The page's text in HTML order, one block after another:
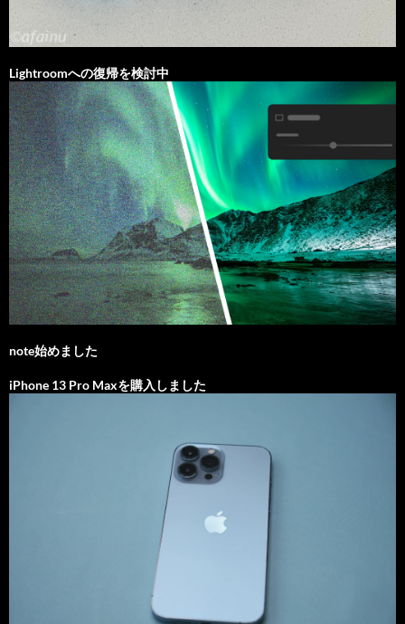
Lightroomへの復帰を検討中
note始めました
iPhone 13 Pro Maxを購入しました